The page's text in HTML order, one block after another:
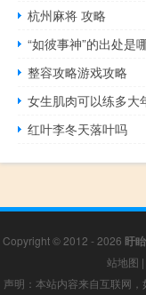
杭州麻将 攻略
“如彼事神”的出处是
整容攻略游戏攻略
女生肌肉可以练多大
红叶李冬天落叶吗
Copyright © 2012 - 2026 盱
站地图 |
声明：本站内容来自互联网